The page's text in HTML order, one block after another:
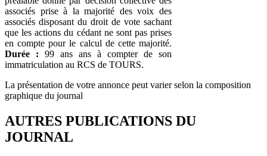
associés prise à la majorité des voix des
associés disposant du droit de vote sachant
que les actions du cédant ne sont pas prises
en compte pour le calcul de cette majorité.
Durée : 99 ans ans à compter de son
immatriculation au RCS de TOURS.
La présentation de votre annonce peut varier selon la composition
graphique du journal
AUTRES PUBLICATIONS DU
JOURNAL